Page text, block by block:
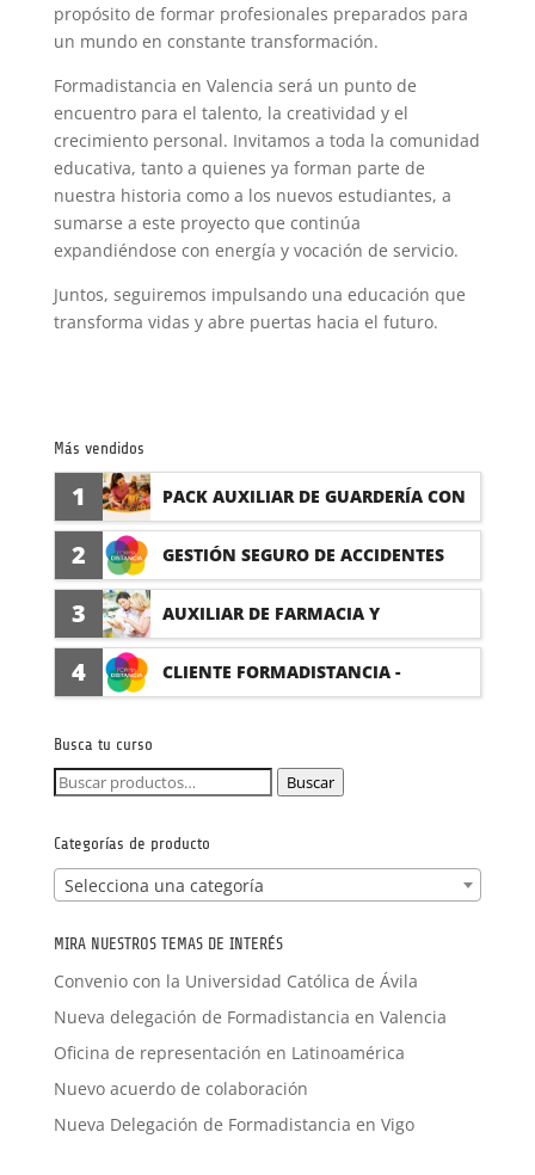
propósito de formar profesionales preparados para
un mundo en constante transformación.
Formadistancia en Valencia será un punto de
encuentro para el talento, la creatividad y el
crecimiento personal. Invitamos a toda la comunidad
educativa, tanto a quienes ya forman parte de
nuestra historia como a los nuevos estudiantes, a
sumarse a este proyecto que continúa
expandiéndose con energía y vocación de servicio.
Juntos, seguiremos impulsando una educación que
transforma vidas y abre puertas hacia el futuro.
Más vendidos
1 PACK AUXILIAR DE GUARDERÍA CON
PRÁCTICAS
2 GESTIÓN SEGURO DE ACCIDENTES
(PRÁCTICAS FORMATIVAS)
3 AUXILIAR DE FARMACIA Y
PARAFARMACIA CON PRÁCTICAS
4 CLIENTE FORMADISTANCIA -
Busca tu curso
Buscar
Buscar
Categorías de producto
Selecciona una categoría
MIRA NUESTROS TEMAS DE INTERÉS
Convenio con la Universidad Católica de Ávila
Nueva delegación de Formadistancia en Valencia
Oficina de representación en Latinoamérica
Nuevo acuerdo de colaboración
Nueva Delegación de Formadistancia en Vigo